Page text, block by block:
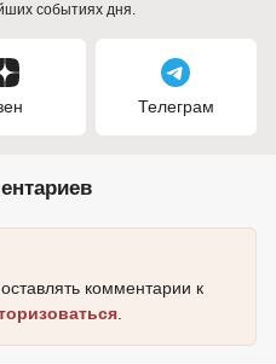
событиях дня.
Телеграм
комментарии к